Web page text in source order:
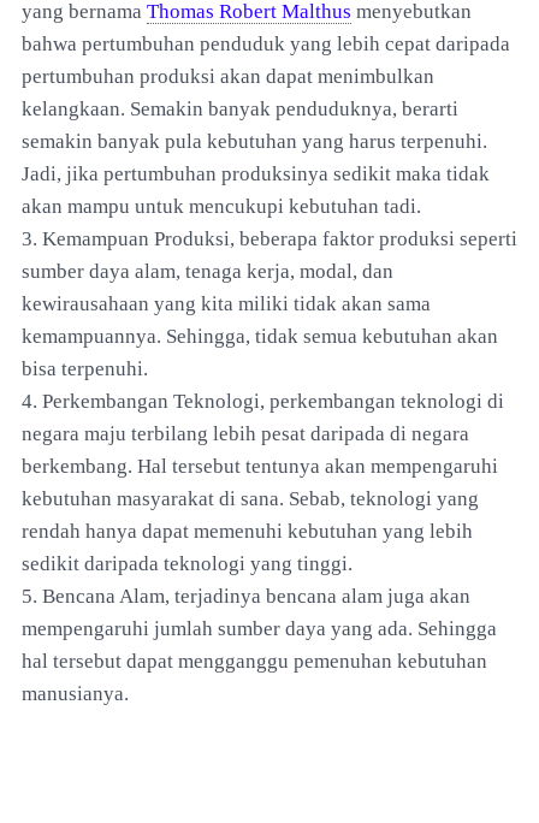
yang bernama Thomas Robert Malthus menyebutkan
bahwa pertumbuhan penduduk yang lebih cepat daripada
pertumbuhan produksi akan dapat menimbulkan
kelangkaan. Semakin banyak penduduknya, berarti
semakin banyak pula kebutuhan yang harus terpenuhi.
Jadi, jika pertumbuhan produksinya sedikit maka tidak
akan mampu untuk mencukupi kebutuhan tadi.
3. Kemampuan Produksi, beberapa faktor produksi seperti
sumber daya alam, tenaga kerja, modal, dan
kewirausahaan yang kita miliki tidak akan sama
kemampuannya. Sehingga, tidak semua kebutuhan akan
bisa terpenuhi.
4. Perkembangan Teknologi, perkembangan teknologi di
negara maju terbilang lebih pesat daripada di negara
berkembang. Hal tersebut tentunya akan mempengaruhi
kebutuhan masyarakat di sana. Sebab, teknologi yang
rendah hanya dapat memenuhi kebutuhan yang lebih
sedikit daripada teknologi yang tinggi.
5. Bencana Alam, terjadinya bencana alam juga akan
mempengaruhi jumlah sumber daya yang ada. Sehingga
hal tersebut dapat mengganggu pemenuhan kebutuhan
manusianya.